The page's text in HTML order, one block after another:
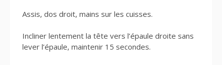
Assis, dos droit, mains sur les cuisses.
Incliner lentement la tête vers l’épaule droite sans
lever l’épaule, maintenir 15 secondes.